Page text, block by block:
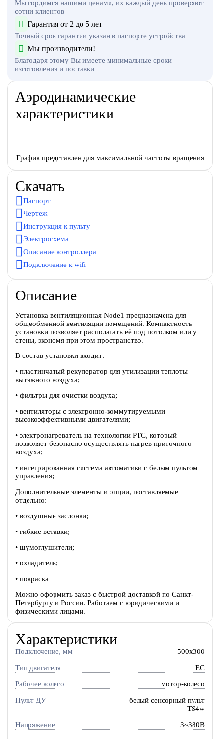
Мы гордимся нашими ценами, их каждый день проверяют
сотни клиентов
Гарантия от 2 до 5 лет
Точный срок гарантии указан в паспорте устройства
Мы производители!
Благодаря этому Вы имеете минимальные сроки
изготовления и поставки
Аэродинамические
характеристики
График представлен для максимальной частоты вращения
Скачать
Паспорт
Чертеж
Инструкция к пульту
Электросхема
Описание контроллера
Подключение к wifi
Описание
Установка вентиляционная Node1 предназначена для
общеобменной вентиляции помещений. Компактность
установки позволяет располагать её под потолком или у
стены, экономя при этом пространство.
В состав установки входит:
• пластинчатый рекуператор для утилизации теплоты
вытяжного воздуха;
• фильтры для очистки воздуха;
• вентиляторы c электронно-коммутируемыми
высокоэффективными двигателями;
• электронагреватель на технологии PTC, который
позволяет безопасно осуществлять нагрев приточного
воздуха;
• интегрированная система автоматики с белым пультом
управления;
Дополнительные элементы и опции, поставляемые
отдельно:
• воздушные заслонки;
• гибкие вставки;
• шумоглушители;
• охладитель;
• покраска
Можно оформить заказ с быстрой доставкой по Санкт-
Петербургу и России. Работаем с юридическими и
физическими лицами.
Характеристики
Подключение, мм 500x300
Тип двигателя EC
Рабочее колесо мотор-колесо
Пульт ДУ
белый сенсорный пульт
TS4w
Напряжение 3~380В